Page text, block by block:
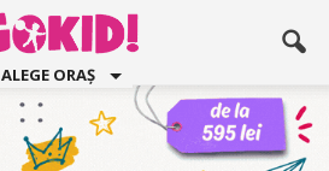
ALEGE ORAȘ